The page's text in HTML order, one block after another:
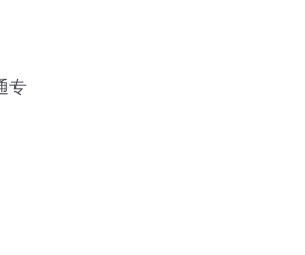
专